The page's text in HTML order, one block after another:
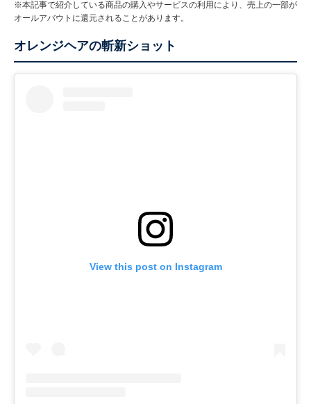
※本記事で紹介している商品の購入やサービスの利用により、売上の一部が
オールアバウトに還元されることがあります。
オレンジヘアの斬新ショット
View this post on Instagram